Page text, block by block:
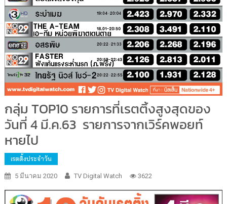
กลุ่ม TOP10 รายการที่เรตติ้งสูงสุดของ
วันที่ 4 มี.ค.63 รายการจากเวิร์คพอยท์
หายไป
เรตติ้งประจำวัน
5 มีนาคม 2020 TV Digital Watch 3622